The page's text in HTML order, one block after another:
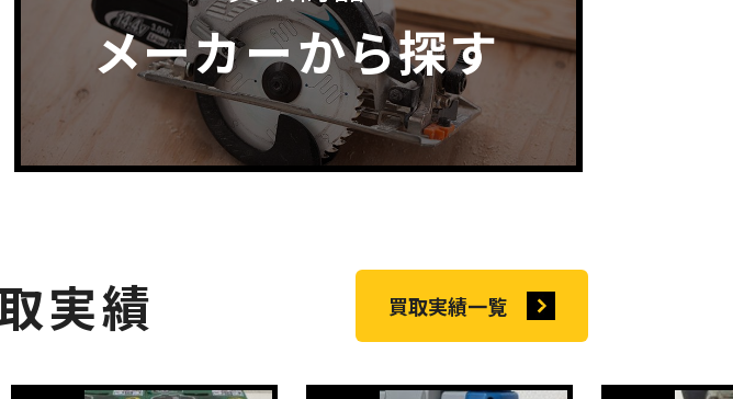
メーカーから探す
実績 買取実績一覧